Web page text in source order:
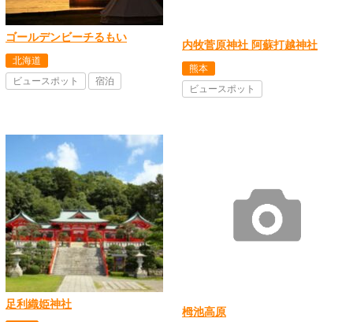
ゴールデンビーチるもい
北海道
ビュースポット
宿泊
内牧菅原神社 阿蘇打越神社
熊本
ビュースポット
足利織姫神社
栂池高原